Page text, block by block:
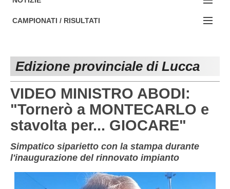
AREZZO
GROSSETO
LIVORNO
LUCCA
MASSA CARRARA
PISA
PISTOIA
NOTIZIE:
Le iniziative di TOSCANA GOL
Beach soccer
Rappresentative regionali e provinciali
FIGC Toscana
Calcio femminile
Calcio a 5
CAMPIONATI / RISULTATI
NAZIONALI
Edizione provinciale di Lucca
VIDEO MINISTRO ABODI:
"Tornerò a MONTECARLO e
stavolta per... GIOCARE"
Simpatico siparietto con la stampa durante
l'inaugurazione del rinnovato impianto